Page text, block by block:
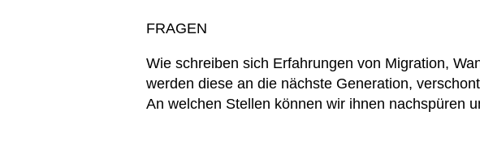
FRAGEN
Wie schreiben sich Erfahrungen von Migration,
werden diese an die nächste Generation,
An welchen Stellen können wir ihnen nachspüren